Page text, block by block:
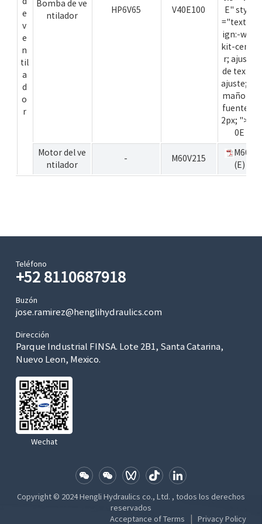
e
v
e
n
til
a
d
o
r
Bomba de ve
ntilador
HP6V65 V40E100
E" style
="text-al
ign:-web
kit-cente
r; ajuste
de texto:
ajuste; ta
maño de
fuente: 1
2px; ">V4
0E
Motor del ve
ntilador
- M60V215
M60V
(E)
Teléfono
+52 8110687918
Buzón
jose.ramirez@henglihydraulics.com
Dirección
Parque Industrial FINSA. Lote 2B1, Santa Catarina,
Nuevo Leon, Mexico.
Wechat
Copyright © 2024 Hengli Hydraulics co., Ltd. , todos los derechos
reservados
Acceptance of Terms
Privacy Policy